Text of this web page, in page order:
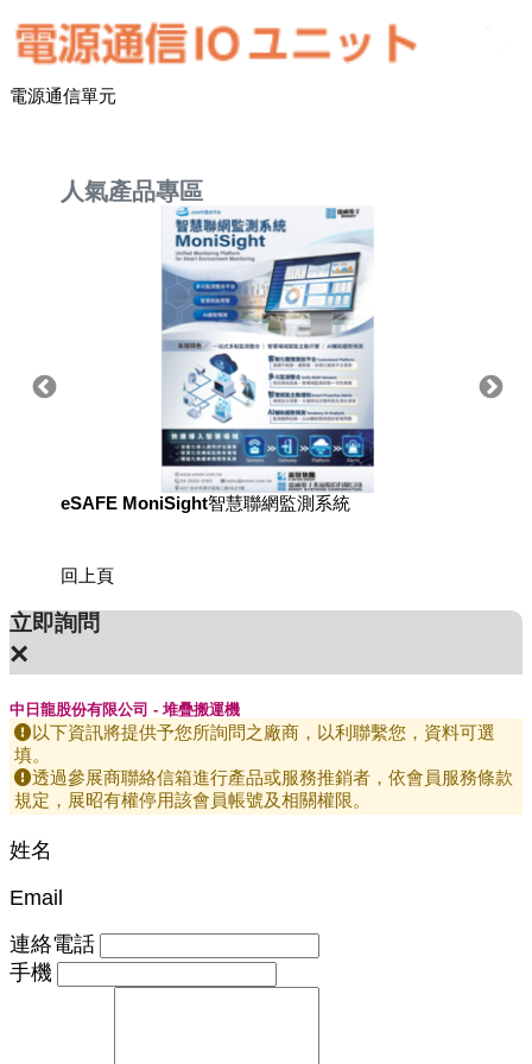
電源通信單元
人氣產品專區
eSAFE MoniSight智慧聯網監測系統
回上頁
立即詢問
×
中日龍股份有限公司 - 堆疊搬運機
以下資訊將提供予您所詢問之廠商，以利聯繫您，資料可選
填。
透過參展商聯絡信箱進行產品或服務推銷者，依會員服務條款
規定，展昭有權停用該會員帳號及相關權限。
姓名
Email
連絡電話
手機